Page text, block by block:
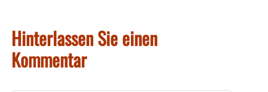
Hinterlassen Sie einen
Kommentar